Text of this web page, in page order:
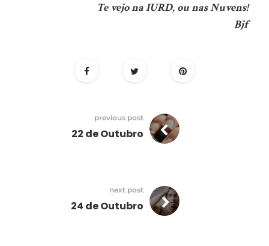
Te vejo na IURD, ou nas Nuvens!
Bjf
previous post
22 de Outubro
next post
24 de Outubro